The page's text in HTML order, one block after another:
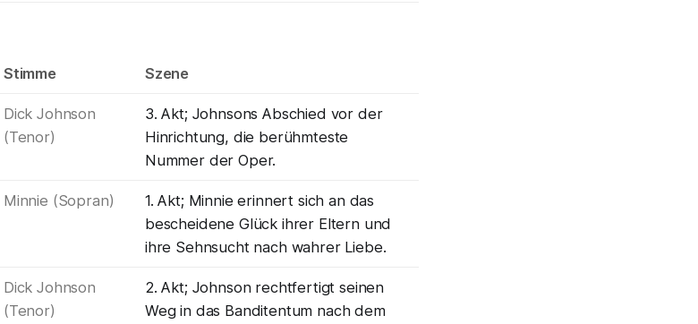
Stimme Szene
Dick Johnson
(Tenor)
3. Akt; Johnsons Abschied vor der
Hinrichtung, die berühmteste
Nummer der Oper.
Minnie (Sopran)
1. Akt; Minnie erinnert sich an das
bescheidene Glück ihrer Eltern und
ihre Sehnsucht nach wahrer Liebe.
Dick Johnson
(Tenor)
2. Akt; Johnson rechtfertigt seinen
Weg in das Banditentum nach dem